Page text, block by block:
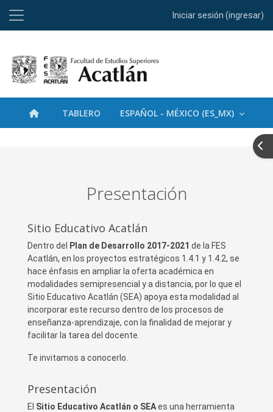
Pánel lateral Iniciar sesión (ingresar)
TABLERO ESPAÑOL - MÉXICO ‎(ES_MX)‎
Presentación
Sitio Educativo Acatlán
Dentro del Plan de Desarrollo 2017-2021 de la FES
Acatlán, en los proyectos estratégicos 1.4.1 y 1.4.2, se
hace énfasis en ampliar la oferta académica en
modalidades semipresencial y a distancia, por lo que el
Sitio Educativo Acatlán (SEA) apoya esta modalidad al
incorporar este recurso dentro de los procesos de
enseñanza-aprendizaje, con la finalidad de mejorar y
facilitar la tarea del docente.
Te invitamos a conocerlo.
Presentación
El Sitio Educativo Acatlán o SEAes una herramienta